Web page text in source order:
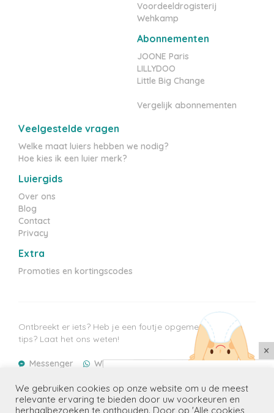
Voordeeldrogisterij
Wehkamp
Abonnementen
JOONE Paris
LILLYDOO
Little Big Change
Vergelijk abonnementen
Veelgestelde vragen
Welke maat luiers hebben we nodig?
Hoe kies ik een luier merk?
Luiergids
Over ons
Blog
Contact
Privacy
Extra
Promoties en kortingscodes
Ontbreekt er iets? Heb je een foutje opgemerkt? Heb je
tips? Laat het ons weten!
Messenger WhatsApp E-mail
Laatste prijzen update: 08/08/2026
We gebruiken cookies op onze website om u de meest
relevante ervaring te bieden door uw voorkeuren en
herhaalbezoeken te onthouden. Door op 'Alle cookies
×
Ontvang de beste promoties voor
jouw kindje(s) in je mailbox